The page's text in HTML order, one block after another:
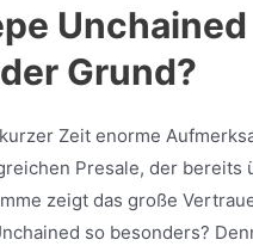
Grund?
Zeit enorme
Presale, der bereits
zeigt das große
so besonders?